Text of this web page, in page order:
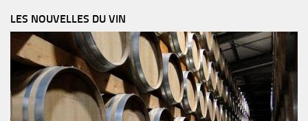
LES NOUVELLES DU VIN